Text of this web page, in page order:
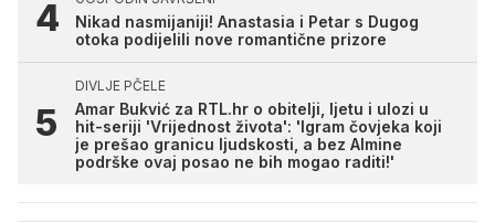
Nikad nasmijaniji! Anastasia i Petar s Dugog
otoka podijelili nove romantične prizore
DIVLJE PČELE
Amar Bukvić za RTL.hr o obitelji, ljetu i ulozi u
hit-seriji 'Vrijednost života': 'Igram čovjeka koji
je prešao granicu ljudskosti, a bez Almine
podrške ovaj posao ne bih mogao raditi!'